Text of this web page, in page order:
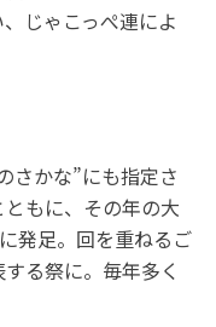
じゃこっぺ連によ
さかな”にも指定さ
もに、その年の大
発足。回を重ねるご
る祭に。毎年多く